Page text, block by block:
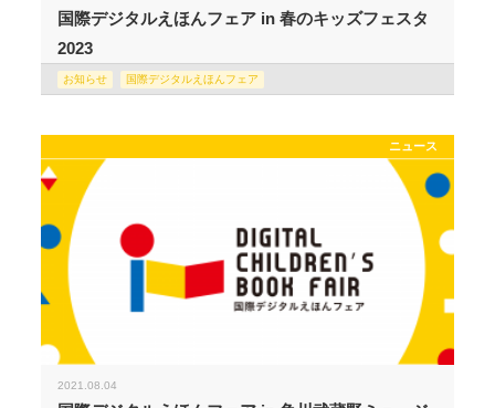
国際デジタルえほんフェア in 春のキッズフェスタ
2023
お知らせ 国際デジタルえほんフェア
ニュース
2021.08.04